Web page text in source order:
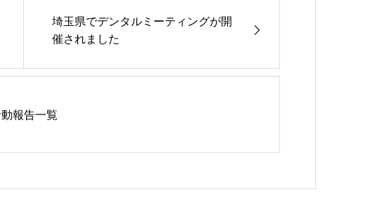
埼玉県でデンタルミーティングが開
催されました
報告一覧